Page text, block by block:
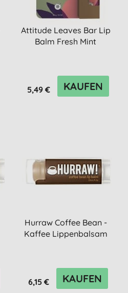
Attitude Leaves Bar Lip
Balm Fresh Mint
5,49 € KAUFEN
Hurraw Coffee Bean -
Kaffee Lippenbalsam
6,15 € KAUFEN